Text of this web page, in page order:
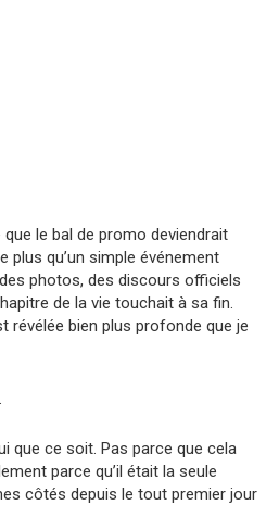
que le bal de promo deviendrait
plus qu’un simple événement
photos, des discours officiels
de la vie touchait à sa fin.
révélée bien plus profonde que je
que ce soit. Pas parce que cela
parce qu’il était la seule
côtés depuis le tout premier jour